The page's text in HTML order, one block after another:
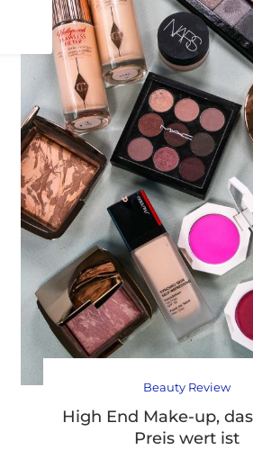
Beauty Review
High End Make-up,
Preis wert ist